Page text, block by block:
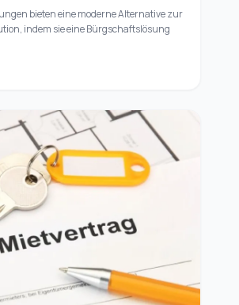
bieten eine moderne Alternative zur
indem sie eine Bürgschaftslösung